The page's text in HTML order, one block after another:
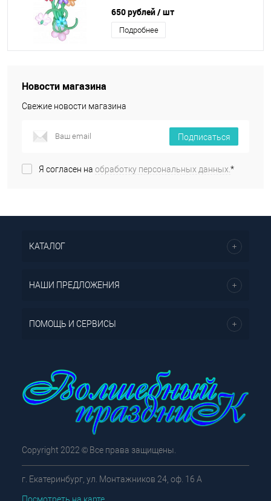
650 рублей/ шт
Подробнее
Новости магазина
Свежие новости магазина
Подписаться
Я согласен на обработку персональных данных.*
КАТАЛОГ
НАШИ ПРЕДЛОЖЕНИЯ
ПОМОЩЬ И СЕРВИСЫ
Copyright 2022 © Все права защищены.
г. Екатеринбург, ул. Монтажников 24, оф. 16 А